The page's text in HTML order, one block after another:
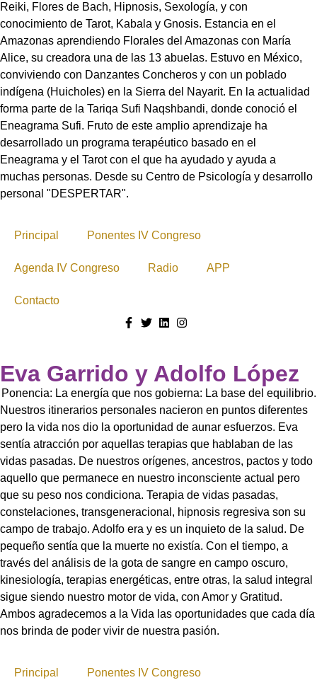
Reiki, Flores de Bach, Hipnosis, Sexología, y con
conocimiento de Tarot, Kabala y Gnosis. Estancia en el
Amazonas aprendiendo Florales del Amazonas con María
Alice, su creadora una de las 13 abuelas. Estuvo en México,
conviviendo con Danzantes Concheros y con un poblado
indígena (Huicholes) en la Sierra del Nayarit. En la actualidad
forma parte de la Tariqa Sufi Naqshbandi, donde conoció el
Eneagrama Sufi. Fruto de este amplio aprendizaje ha
desarrollado un programa terapéutico basado en el
Eneagrama y el Tarot con el que ha ayudado y ayuda a
muchas personas. Desde su Centro de Psicología y desarrollo
personal "DESPERTAR".
Principal Ponentes IV Congreso
Agenda IV Congreso Radio APP
Contacto
Eva Garrido y Adolfo López
Ponencia: La energía que nos gobierna: La base del equilibrio.
Nuestros itinerarios personales nacieron en puntos diferentes
pero la vida nos dio la oportunidad de aunar esfuerzos. Eva
sentía atracción por aquellas terapias que hablaban de las
vidas pasadas. De nuestros orígenes, ancestros, pactos y todo
aquello que permanece en nuestro inconsciente actual pero
que su peso nos condiciona. Terapia de vidas pasadas,
constelaciones, transgeneracional, hipnosis regresiva son su
campo de trabajo. Adolfo era y es un inquieto de la salud. De
pequeño sentía que la muerte no existía. Con el tiempo, a
través del análisis de la gota de sangre en campo oscuro,
kinesiología, terapias energéticas, entre otras, la salud integral
sigue siendo nuestro motor de vida, con Amor y Gratitud.
Ambos agradecemos a la Vida las oportunidades que cada día
nos brinda de poder vivir de nuestra pasión.
Principal Ponentes IV Congreso